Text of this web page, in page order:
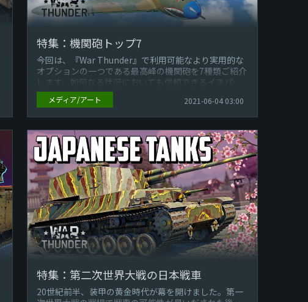
特集：機関砲トップ7
今回は、『War Thunder』で利用可能なより実用的な
オプションの一つである最高峰の機関砲を7種類ご紹介
します。如何なる状況においても信頼できるイスパ
ノ・スイザやドイツのMG1...
メディア/アート 2021-06-04 03:00
特集：第二次世界大戦の日本戦車
20世紀前半、装甲の黄金時代が幕を開けました。第一